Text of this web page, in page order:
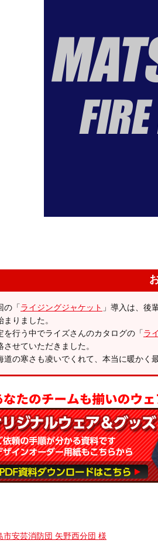
の「ライジングジャケット 」導入は、後
まりました。
を行う中でライズさんのカタログの「ラ
させていただきました。
道の寒さも凌いでくれて、本当に暖かく
市安芸消防団 矢野西分団 様